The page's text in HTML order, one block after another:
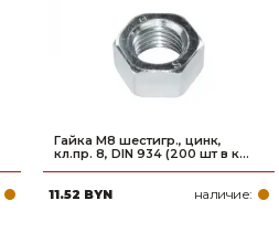
Гайка М8 шестигр., цинк,
кл.пр. 8, DIN 934 (200 шт в к...
11.52 BYN наличие: